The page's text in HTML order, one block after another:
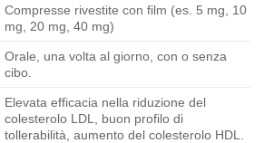
Compresse rivestite con film (es. 5 mg, 10
mg, 20 mg, 40 mg)
Orale, una volta al giorno, con o senza
cibo.
Elevata efficacia nella riduzione del
colesterolo LDL, buon profilo di
tollerabilità, aumento del colesterolo HDL.